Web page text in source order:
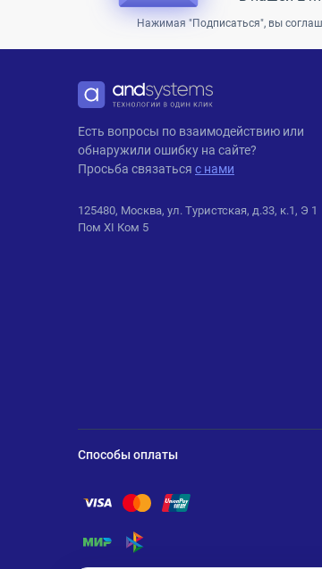
Нажимая "Подписаться", вы
ANDPRO
Есть вопросы по взаимодействию или
обнаружили ошибку на сайте?
Просьба связаться с нами
125480, Москва, ул. Туристская, д.33, к.1, Э 1
Пом XI Ком 5
Способы оплаты
Помощь по оплате Visa
Помощь по оплате Mastercard
Помощь по оплате
Помощь по оплате Мир
Помощь по оплате СБП